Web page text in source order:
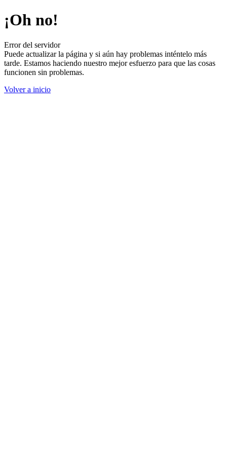
¡Oh no!
Error del servidor
Puede actualizar la página y si aún hay problemas inténtelo más
tarde. Estamos haciendo nuestro mejor esfuerzo para que las cosas
funcionen sin problemas.
Volver a inicio